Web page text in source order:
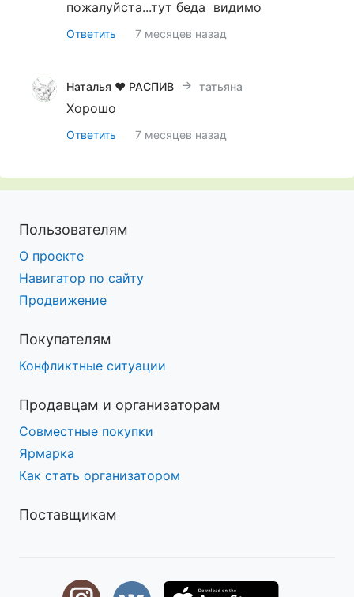
пожалуйста...тут беда видимо
Ответить 7 месяцев назад
Наталья ♥ РАСПИВ селективной парфюмерии ♥
татьяна
Хорошо
Ответить 7 месяцев назад
Пользователям
О проекте
Навигатор по сайту
Продвижение
Покупателям
Конфликтные ситуации
Продавцам и организаторам
Совместные покупки
Ярмарка
Как стать организатором
Поставщикам